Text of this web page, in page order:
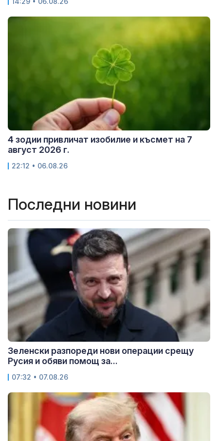
4 зодии привличат изобилие и късмет на 7
август 2026 г.
22:12 • 06.08.26
Последни новини
Зеленски разпореди нови операции срещу
Русия и обяви помощ за...
07:32 • 07.08.26